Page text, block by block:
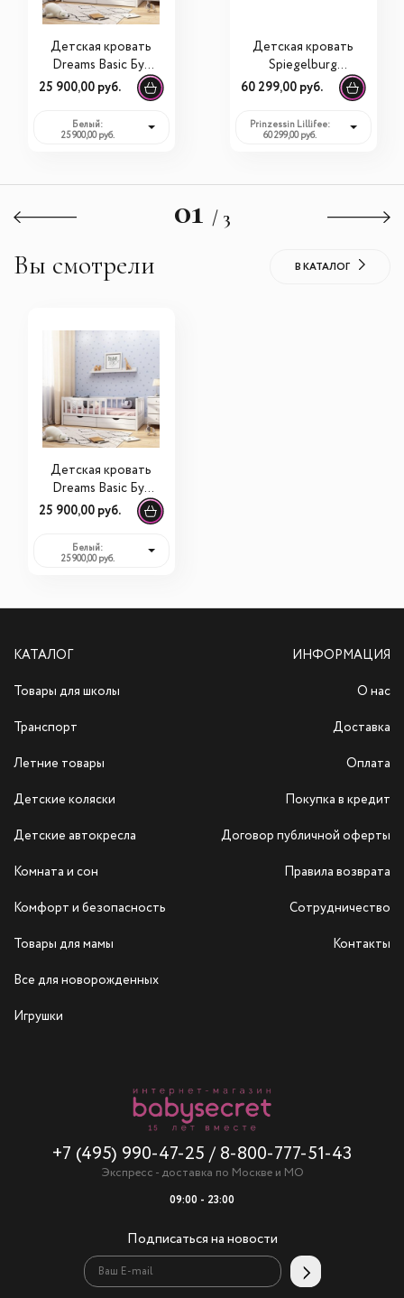
Детская кровать
Dreams Basic Бук
180х90
25 900,00 руб.
Белый:
25 900,00 руб.
Детская кровать
Spiegelburg
Prinzessin Lillifee
60 299,00 руб.
Prinzessin Lillifee:
60 299,00 руб.
01 / 3
Вы смотрели В КАТАЛОГ
Детская кровать
Dreams Basic Бук
180х90
25 900,00 руб.
Белый:
25 900,00 руб.
КАТАЛОГ
Товары для школы
Транспорт
Летние товары
Детские коляски
Детские автокресла
Комната и сон
Комфорт и безопасность
Товары для мамы
Все для новорожденных
Игрушки
+7 (495) 990-47-25 / 8-800-777-51-43
Экспресс - доставка по Москве и МО
09:00 - 23:00
Подписаться на новости
ИНФОРМАЦИЯ
О нас
Доставка
Оплата
Покупка в кредит
Договор публичной оферты
Правила возврата
Сотрудничество
Контакты